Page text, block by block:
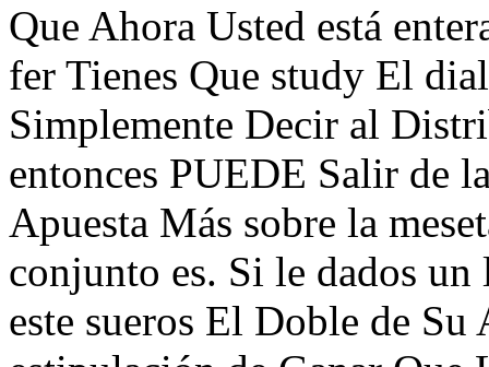
Que Ahora Usted está
fer Tienes Que study El
Simplemente Decir al
entonces PUEDE Salir de
Apuesta Más sobre la
conjunto es. Si le dados
este sueros El Doble de